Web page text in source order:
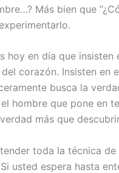
Más bien que
hoy en día que
corazón. Insisten en
busca la
hombre que pone en
más que
toda la técnica
usted espera hasta